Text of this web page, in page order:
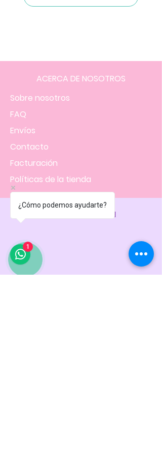
ACERCA DE NOSOTROS
Sobre nosotros
FAQ
Envíos
Contacto
Facturación
Políticas de la tienda
NOS UBICAMOS EN
¿Cómo podemos ayudarte?
1